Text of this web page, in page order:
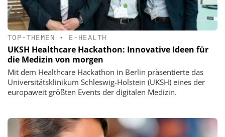
TOP-THEMEN • E-HEALTH
UKSH Healthcare Hackathon: Innovative Ideen für
die Medizin von morgen
Mit dem Healthcare Hackathon in Berlin präsentierte das
Universitätsklinikum Schleswig-Holstein (UKSH) eines der
europaweit größten Events der digitalen Medizin.